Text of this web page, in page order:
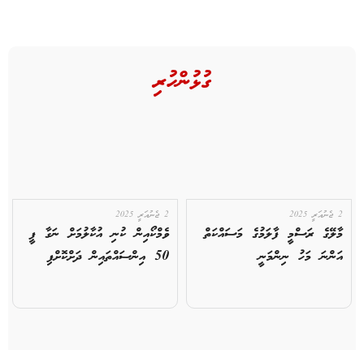
ގުޅުންހުރި
2 ޖެނުއަރީ 2025
މާލޭގެ ރަސްމީ ފާލަމުގެ މަސައްކަތް
އަންނަ މަހު ނިންމަނީ
2 ޖެނުއަރީ 2025
ވެމްކޯއިން ކުނި އުކާލުމަށް ނަގާ ފީ
50 އިންސައްތައިން ދަށްކޮށްފި